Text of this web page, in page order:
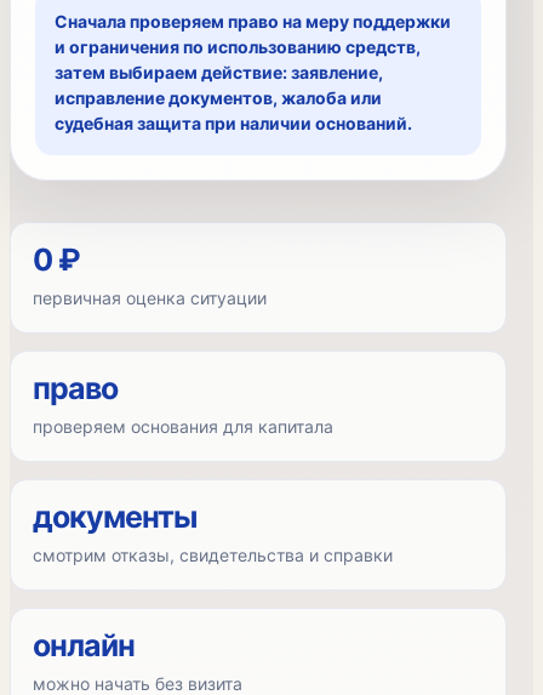
Сначала проверяем право на меру поддержки
и ограничения по использованию средств,
затем выбираем действие: заявление,
исправление документов, жалоба или
судебная защита при наличии оснований.
0 ₽
первичная оценка ситуации
право
проверяем основания для капитала
документы
смотрим отказы, свидетельства и справки
онлайн
можно начать без визита